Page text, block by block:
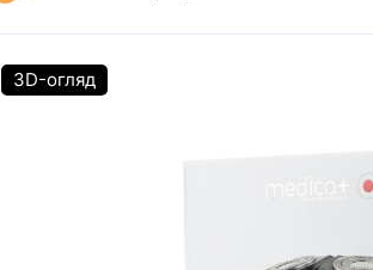
3D-огляд